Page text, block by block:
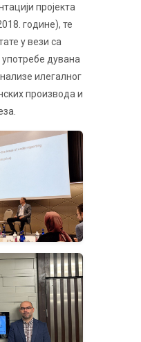
пројекта
године), те
у вези са
дувана
илегалног
производа и